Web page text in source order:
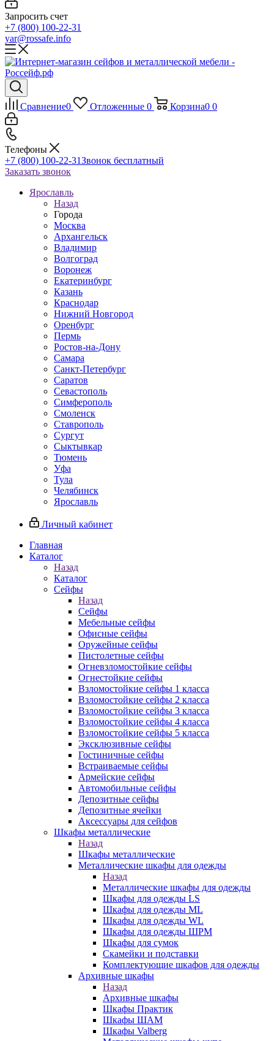
Запросить счет
+7 (800) 100-22-31
yar@rossafe.info
Сравнение0 Отложенные 0 Корзина0 0
Телефоны
+7 (800) 100-22-31Звонок бесплатный
Заказать звонок
Ярославль
Назад
Города
Москва
Архангельск
Владимир
Волгоград
Воронеж
Екатеринбург
Казань
Краснодар
Нижний Новгород
Оренбург
Пермь
Ростов-на-Дону
Самара
Санкт-Петербург
Саратов
Севастополь
Симферополь
Смоленск
Ставрополь
Сургут
Сыктывкар
Тюмень
Уфа
Тула
Челябинск
Ярославль
Личный кабинет
Главная
Каталог
Назад
Каталог
Сейфы
Назад
Сейфы
Мебельные сейфы
Офисные сейфы
Оружейные сейфы
Пистолетные сейфы
Огневзломостойкие сейфы
Огнестойкие сейфы
Взломостойкие сейфы 1 класса
Взломостойкие сейфы 2 класса
Взломостойкие сейфы 3 класса
Взломостойкие сейфы 4 класса
Взломостойкие сейфы 5 класса
Эксклюзивные сейфы
Гостиничные сейфы
Встраиваемые сейфы
Армейские сейфы
Автомобильные сейфы
Депозитные сейфы
Депозитные ячейки
Аксессуары для сейфов
Шкафы металлические
Назад
Шкафы металлические
Металлические шкафы для одежды
Назад
Металлические шкафы для одежды
Шкафы для одежды LS
Шкафы для одежды ML
Шкафы для одежды WL
Шкафы для одежды ШРМ
Шкафы для сумок
Скамейки и подставки
Комплектующие шкафов для одежды
Архивные шкафы
Назад
Архивные шкафы
Шкафы Практик
Шкафы ШАМ
Шкафы Valberg